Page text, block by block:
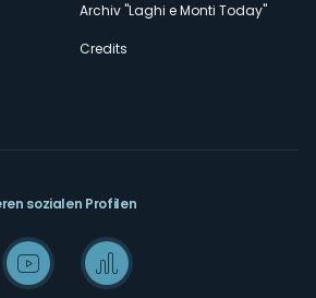
Archiv "Laghi e Monti Today"
Credits
sozialen Profilen